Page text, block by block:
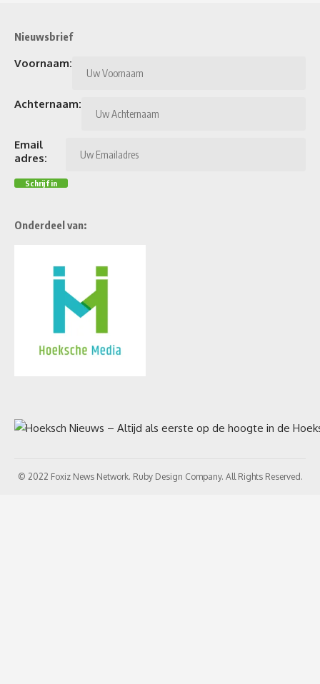
Nieuwsbrief
Voornaam:
Achternaam:
Email
adres:
Onderdeel van:
© 2022 Foxiz News Network. Ruby Design Company. All Rights Reserved.